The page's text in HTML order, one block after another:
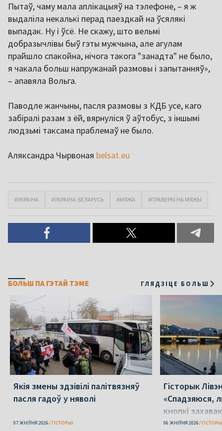
Пытаў, чаму мала аплікацыяў на тэлефоне, – я ж
выдаліла некалькі перад паездкай на ўсялякі
выпадак. Ну і ўсё. Не скажу, што вельмі
добразычлівы быў гэты мужчына, але агулам
прайшло спакойна, нічога такога "занадта" не было,
я чакала больш напружанай размовы і запытанняў»,
– апавяла Вольга.
Паводле жанчыны, пасля размовы з КДБ усе, каго
забіралі разам з ёй, вярнуліся ў аўтобус, з іншымі
людзьмі таксама праблемаў не было.
Аляксандра Чырвоная belsat.eu
#УКРАІНА #УКРАІНА-БЕЛАРУСЬ #МЯЖА #ПРАВЕРКІ НА МЯЖЫ
БОЛЬШ ПА ГЭТАЙ ТЭМЕ ГЛЯДЗІЦЕ БОЛЬШ
Якія змены здзівілі палітвязняў
пасля гадоў у няволі
07 ЖНІЎНЯ 2026 ГІСТОРЫІ
Гісторык
«Спадзяюся,
кнопкі
розум»
06 ЖНІЎНЯ 2026